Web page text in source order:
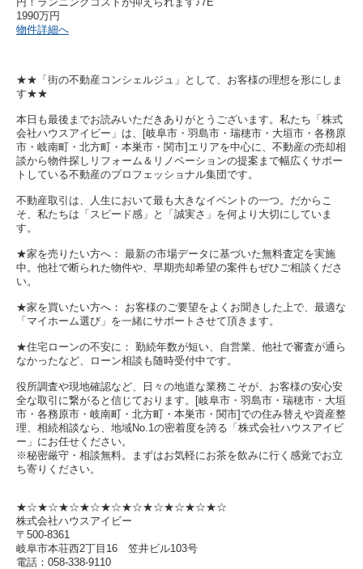
1990万円
物件詳細へ
★★「街の不動産コンシェルジュ」として、お客様の理想を形にしま
す★★
本日も最後までお読みいただきありがとうございます。私たち「株式
会社ハウスアイビー」は、[岐阜市・羽島市・瑞穂市・大垣市・各務原
市・岐南町・北方町・本巣市・関市]エリアを中心に、不動産の売却相
談から物件探しリフォーム＆リノベーションの提案まで幅広くサポー
トしている不動産のプロフェッショナル集団です。
不動産取引は、人生において最も大きなイベントの一つ。だからこ
そ、私たちは「スピード感」と「誠実さ」を何より大切にしていま
す。
★家を売りたい方へ： 最新の市場データに基づいた無料査定を実施
中。他社で断られた物件や、早期売却希望の案件もぜひご相談くださ
い。
★家を買いたい方へ： お客様のご要望をよくお聞きした上で、最適な
「マイホーム選び」を一緒にサポートさせて頂きます。
★住宅ローンの不安に： 勤続年数が短い、自営業、他社で審査が通ら
なかったなど、ローン相談も随時受付中です。
役所調査や現地確認など、日々の地道な業務こそが、お客様の安心安
全な取引に繋がると信じております。[岐阜市・羽島市・瑞穂市・大垣
市・各務原市・岐南町・北方町・本巣市・関市]での住み替えや資産整
理、相続相談なら、地域No.1の密着度を誇る「株式会社ハウスアイビ
ー」にお任せください。
※秘密厳守・相談無料。まずはお気軽にお茶を飲みに行く感覚でお立
ち寄りください。
★☆★☆★☆★☆★☆★☆★☆★☆★☆★☆
株式会社ハウスアイビー
〒500-8361
岐阜市本荘西2丁目16 笠井ビル103号
電話：058-338-9110